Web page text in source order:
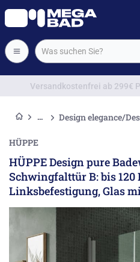
Design elegance/
HÜPPE
HÜPPE Design pure
Schwingfalttür B: bis 120
Linksbefestigung, Glas